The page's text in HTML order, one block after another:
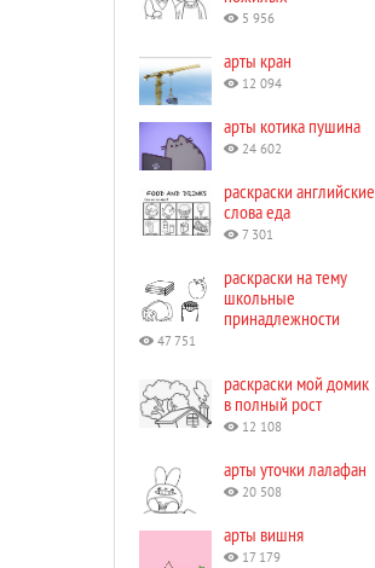
5 956
арты кран
12 094
арты котика пушина
24 602
раскраски английские
слова еда
7 301
раскраски на тему
школьные
принадлежности
47 751
раскраски мой домик
в полный рост
12 108
арты уточки лалафан
20 508
арты вишня
17 179